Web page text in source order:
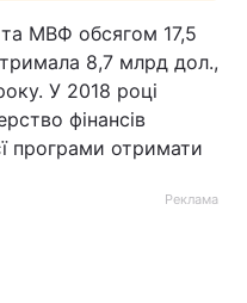
МВФ обсягом 17,5
8,7 млрд дол.,
У 2018 році
фінансів
програми отримати
Реклама